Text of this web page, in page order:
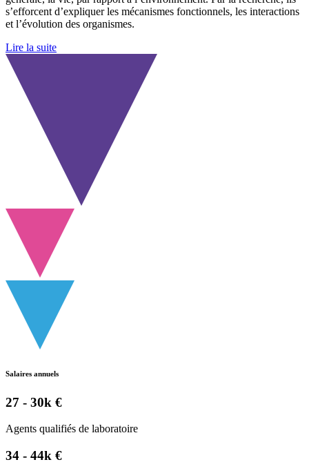
s’efforcent d’expliquer les mécanismes fonctionnels, les interactions
et l’évolution des organismes.
Lire la suite
Salaires annuels
27 - 30k €
Agents qualifiés de laboratoire
34 - 44k €